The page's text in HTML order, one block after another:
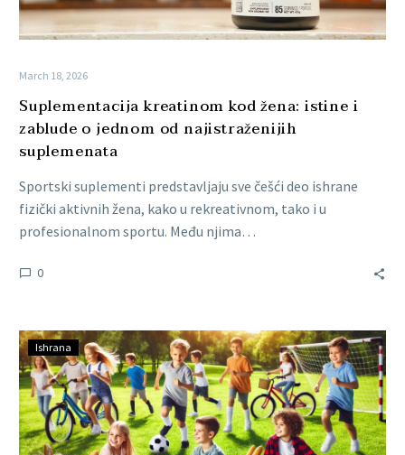
March 18, 2026
Suplementacija kreatinom kod žena: istine i
zablude o jednom od najistraženijih
suplemenata
Sportski suplementi predstavljaju sve češći deo ishrane
fizički aktivnih žena, kako u rekreativnom, tako i u
profesionalnom sportu. Među njima…
0
Ishrana